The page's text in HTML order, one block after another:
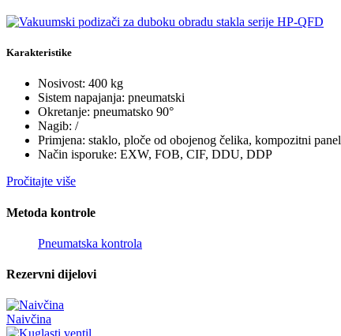
Karakteristike
Nosivost: 400 kg
Sistem napajanja: pneumatski
Okretanje: pneumatsko 90°
Nagib: /
Primjena: staklo, ploče od obojenog čelika, kompozitni panel
Način isporuke: EXW, FOB, CIF, DDU, DDP
Pročitajte više
Metoda kontrole
Pneumatska kontrola
Rezervni dijelovi
Naivčina